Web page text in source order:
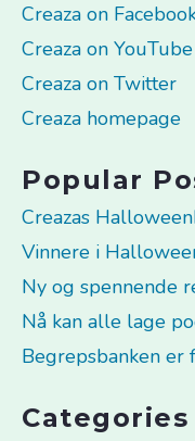
Creaza on
Creaza on YouTube
Creaza on Twitter
Creaza homepage
Popular
Creazas
Vinnere i
Ny og spennende
Nå kan alle lage
Begrepsbanken er
Categories